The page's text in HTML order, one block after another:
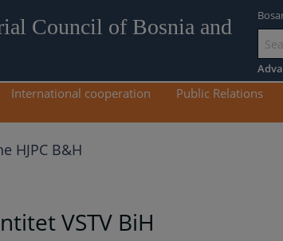
Council of Bosnia and
Go
to
International cooperation Public Relations
HJPC B&H
VSTV BiH